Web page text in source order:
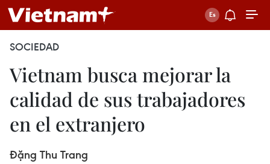
SOCIEDAD
Vietnam busca mejorar la
calidad de sus trabajadores
en el extranjero
Đặng Thu Trang